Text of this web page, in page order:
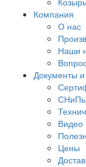
Компания
О нас
Наши
Документы
СНиПы
Видео
Цены